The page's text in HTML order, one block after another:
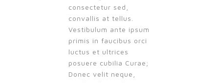
consectetur sed,
convallis at tellus.
Vestibulum ante ipsum
primis in faucibus orci
luctus et ultrices
posuere cubilia Curae;
Donec velit neque,